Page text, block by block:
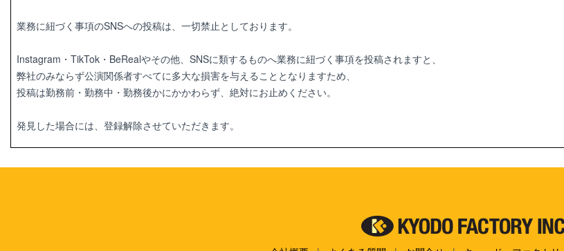
業務に紐づく事項のSNSへの投稿は、一切禁止としております。
Instagram・TikTok・BeRealやその他、SNSに類するものへ業務に紐づく事項を投稿されますと、
弊社のみならず公演関係者すべてに多大な損害を与えることとなりますため、
投稿は勤務前・勤務中・勤務後かにかかわらず、絶対にお止めください。
発見した場合には、登録解除させていただきます。